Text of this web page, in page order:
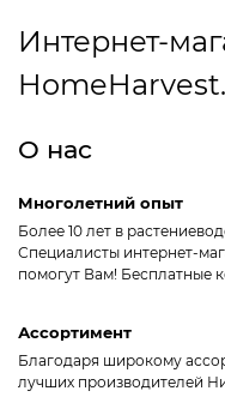
Интернет-
О нас
Многолетний опыт
Более 10 лет в
Специалисты интернет-
помогут Вам! Бесплатные
Ассортимент
Благодаря широкому
лучших производителей